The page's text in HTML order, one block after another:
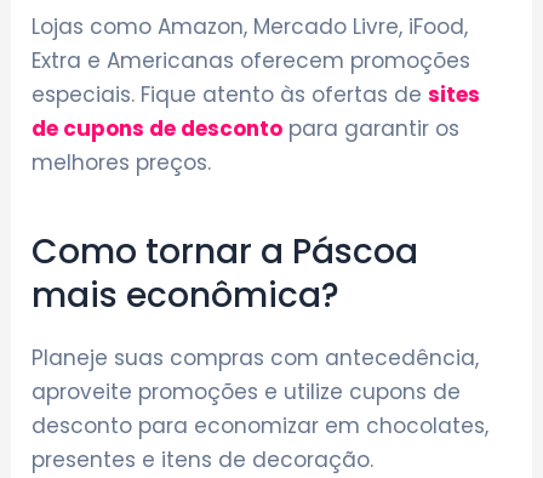
Lojas como Amazon, Mercado Livre, iFood,
Extra e Americanas oferecem promoções
especiais. Fique atento às ofertas desites
de cupons de desconto para garantir os
melhores preços.
Como tornar a Páscoa
mais econômica?
Planeje suas compras com antecedência,
aproveite promoções e utilize cupons de
desconto para economizar em chocolates,
presentes e itens de decoração.